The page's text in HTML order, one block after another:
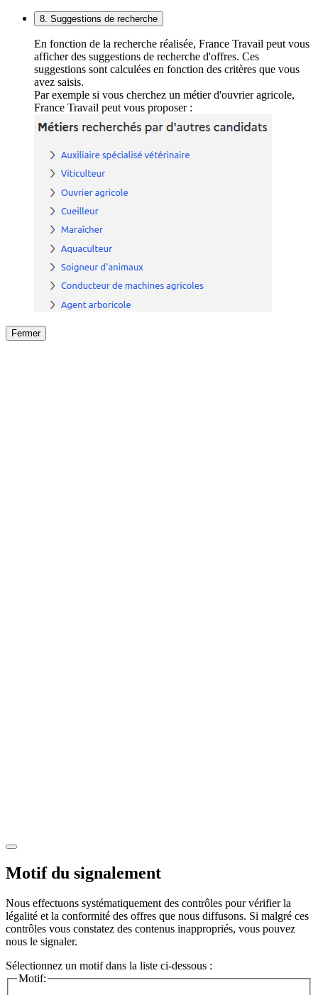
8. Suggestions de recherche
En fonction de la recherche réalisée, France Travail peut vous
afficher des suggestions de recherche d'offres. Ces
suggestions sont calculées en fonction des critères que vous
avez saisis.
Par exemple si vous cherchez un métier d'ouvrier agricole,
France Travail peut vous proposer :
Fermer
Motif du signalement
Nous effectuons systématiquement des contrôles pour vérifier la
légalité et la conformité des offres que nous diffusons. Si malgré ces
contrôles vous constatez des contenus inappropriés, vous pouvez
nous le signaler.
Sélectionnez un motif dans la liste ci-dessous :
Motif: